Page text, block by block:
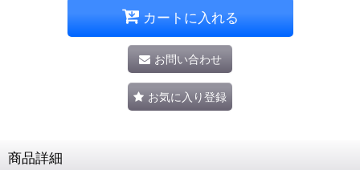
カートに入れる
お問い合わせ
お気に入り登録
商品詳細